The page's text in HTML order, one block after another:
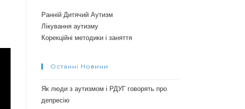
Ранній Дитячий Аутизм
Лікування аутизму
Корекційні методики і заняття
Останні Новини
Як люди з аутизмом і РДУГ говорять про
депресію